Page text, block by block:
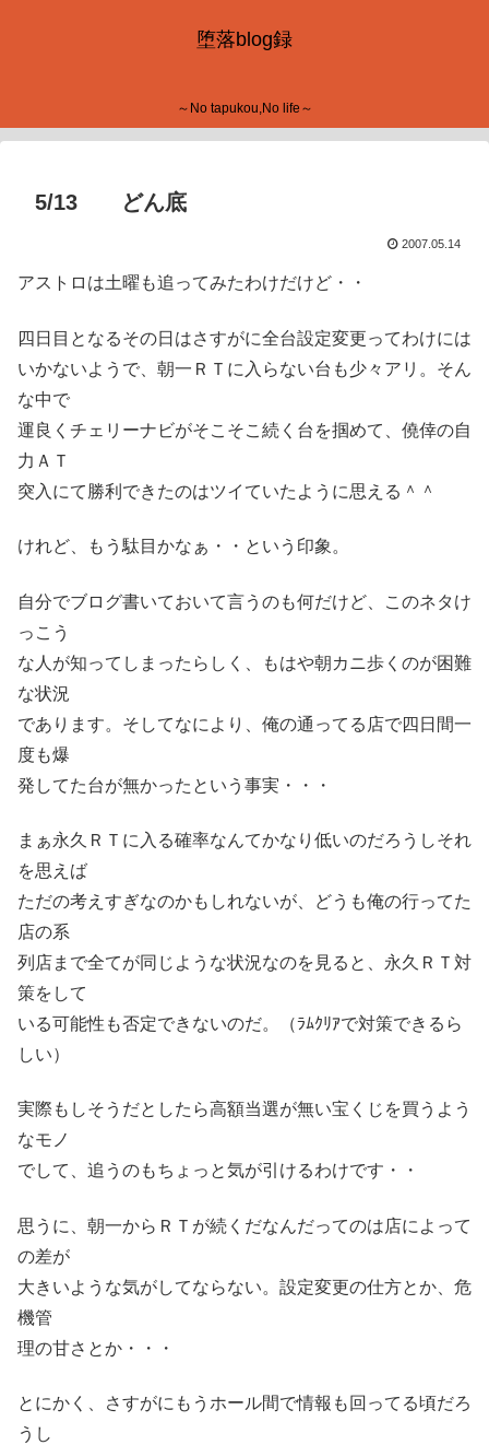
堕落blog録
～No tapukou,No life～
5/13 どん底
2007.05.14
アストロは土曜も追ってみたわけだけど・・
四日目となるその日はさすがに全台設定変更ってわけには
いかないようで、朝一ＲＴに入らない台も少々アリ。そん
な中で
運良くチェリーナビがそこそこ続く台を掴めて、僥倖の自
力ＡＴ
突入にて勝利できたのはツイていたように思える＾＾
けれど、もう駄目かなぁ・・という印象。
自分でブログ書いておいて言うのも何だけど、このネタけ
っこう
な人が知ってしまったらしく、もはや朝カニ歩くのが困難
な状況
であります。そしてなにより、俺の通ってる店で四日間一
度も爆
発してた台が無かったという事実・・・
まぁ永久ＲＴに入る確率なんてかなり低いのだろうしそれ
を思えば
ただの考えすぎなのかもしれないが、どうも俺の行ってた
店の系
列店まで全てが同じような状況なのを見ると、永久ＲＴ対
策をして
いる可能性も否定できないのだ。（ﾗﾑｸﾘｱで対策できるら
しい）
実際もしそうだとしたら高額当選が無い宝くじを買うよう
なモノ
でして、追うのもちょっと気が引けるわけです・・
思うに、朝一からＲＴが続くだなんだってのは店によって
の差が
大きいような気がしてならない。設定変更の仕方とか、危
機管
理の甘さとか・・・
とにかく、さすがにもうホール間で情報も回ってる頃だろ
うし